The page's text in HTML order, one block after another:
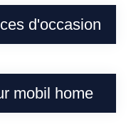
d'occasion
mobil home